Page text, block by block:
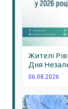
Жителі
Дня
06.08.2026